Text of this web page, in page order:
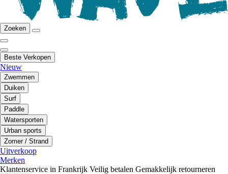
Zoeken
Beste Verkopen
Nieuw
Zwemmen
Duiken
Surf
Paddle
Watersporten
Urban sports
Zomer / Strand
Uitverkoop
Merken
Klantenservice in Frankrijk Veilig betalen Gemakkelijk retourneren